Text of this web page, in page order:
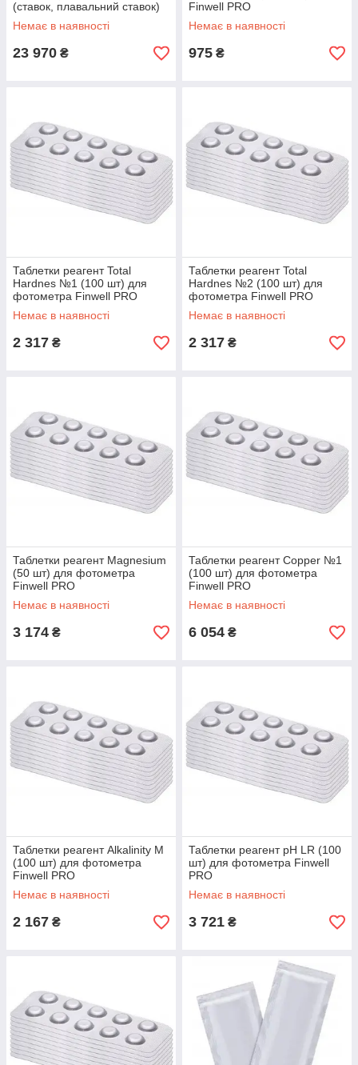
(ставок, плавальний ставок)
Немає в наявності
23 970 ₴
Finwell PRO
Немає в наявності
975 ₴
Таблетки реагент Total
Hardnes №1 (100 шт) для
фотометра Finwell PRO
Немає в наявності
2 317 ₴
Таблетки реагент Total
Hardnes №2 (100 шт) для
фотометра Finwell PRO
Немає в наявності
2 317 ₴
Таблетки реагент Magnesium
(50 шт) для фотометра
Finwell PRO
Немає в наявності
3 174 ₴
Таблетки реагент Copper №1
(100 шт) для фотометра
Finwell PRO
Немає в наявності
6 054 ₴
Таблетки реагент Alkalinity M
(100 шт) для фотометра
Finwell PRO
Немає в наявності
2 167 ₴
Таблетки реагент рН LR (100
шт) для фотометра Finwell
PRO
Немає в наявності
3 721 ₴